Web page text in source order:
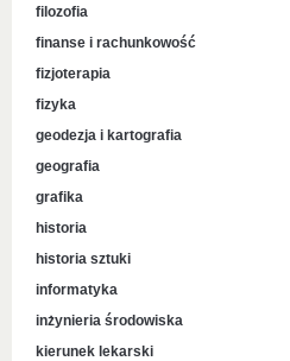
filozofia
finanse i rachunkowość
fizjoterapia
fizyka
geodezja i kartografia
geografia
grafika
historia
historia sztuki
informatyka
inżynieria środowiska
kierunek lekarski